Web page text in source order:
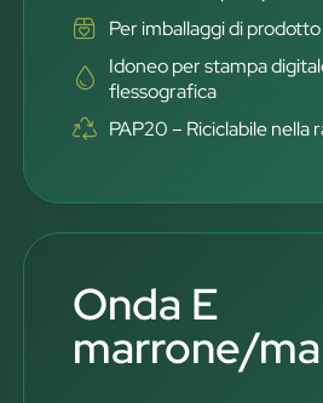
Per imballaggi di
Idoneo per stampa
flessografica
PAP20 – Riciclabile nella
Onda E
marrone/